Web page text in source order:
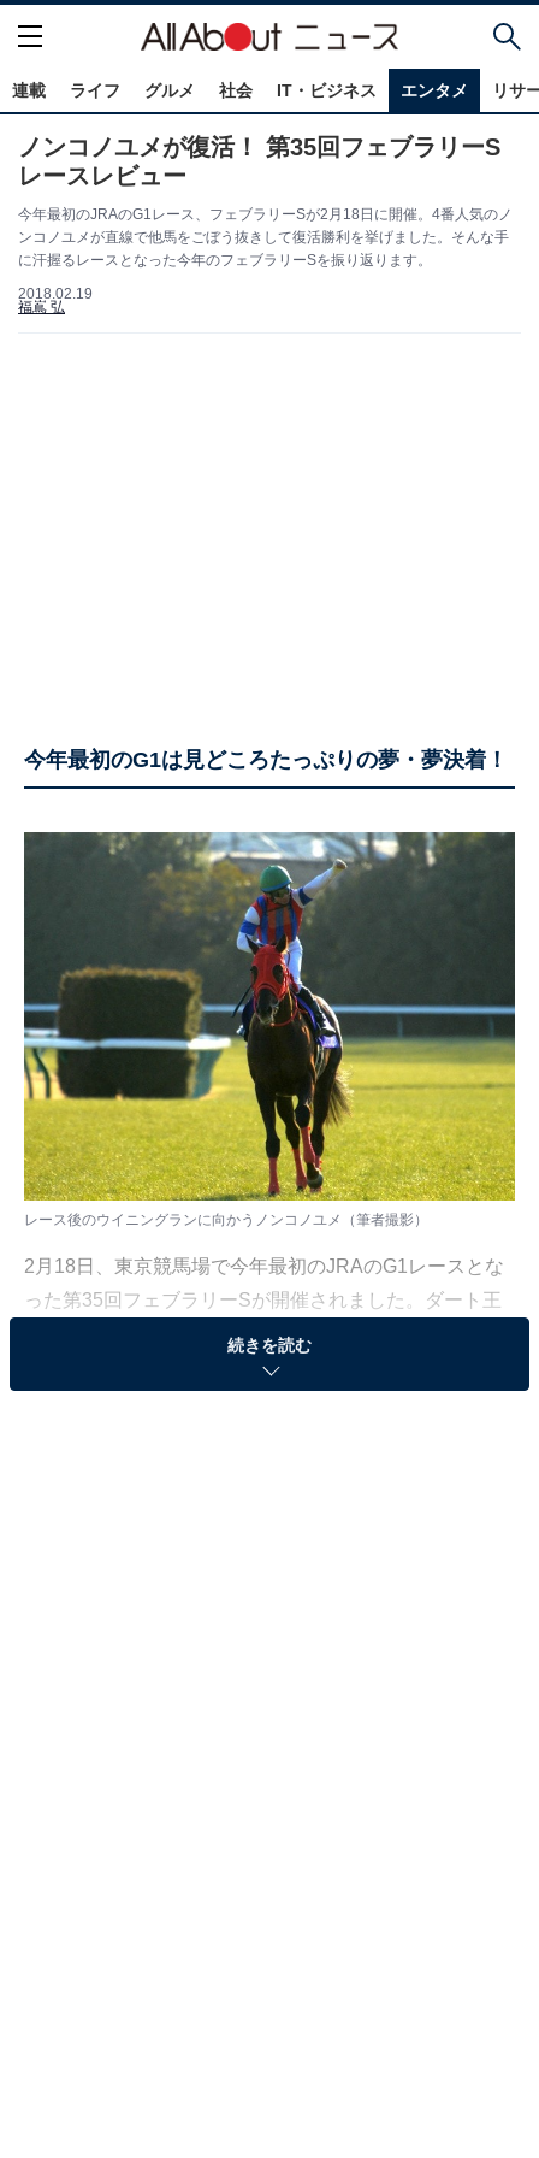
連載 ライフ グルメ 社会 IT・ビジネス エンタメ リサ
ノンコノユメが復活！ 第35回フェブラリーS
レースレビュー
今年最初のJRAのG1レース、フェブラリーSが2月18日に開催。4番人気のノ
ンコノユメが直線で他馬をごぼう抜きして復活勝利を挙げました。そんな手
に汗握るレースとなった今年のフェブラリーSを振り返ります。
2018.02.19
福嶌 弘
今年最初のG1は見どころたっぷりの夢・夢決着！
レース後のウイニングランに向かうノンコノユメ（筆者撮影）
2月18日、東京競馬場で今年最初のJRAのG1レースとな
った第35回フェブラリーSが開催されました。ダート王
決定戦として知られる一戦で、4番人気のノンコノユメ
が、先に抜け出した1番人気のゴールドドリームとの激
続きを読む